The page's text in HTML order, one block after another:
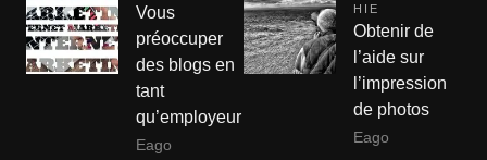
Vous
préoccuper
des blogs en
tant
qu’employeur
Eago
HIE
Obtenir de
l’aide sur
l’impression
de photos
Eago